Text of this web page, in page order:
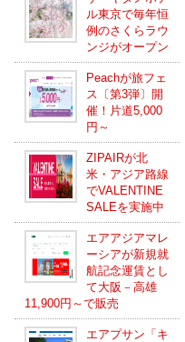
ル東京で毎年恒
例のさくらラウ
ンジがオープン
Peachが旅フェ
ス〔第3弾〕開
催！片道5,000
円～
ZIPAIRが北
米・アジア路線
でVALENTINE
SALEを実施中
エアアジアマレ
ーシアが新規就
航記念運賃とし
て大阪－高雄
11,900円～で販売
エアプサン「キ